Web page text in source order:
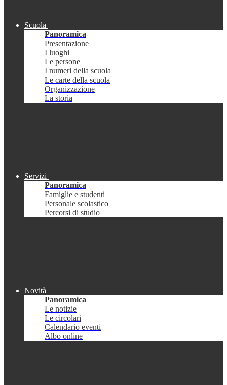
Scuola
Panoramica
Presentazione
I luoghi
Le persone
I numeri della scuola
Le carte della scuola
Organizzazione
La storia
Servizi
Panoramica
Famiglie e studenti
Personale scolastico
Percorsi di studio
Novità
Panoramica
Le notizie
Le circolari
Calendario eventi
Albo online